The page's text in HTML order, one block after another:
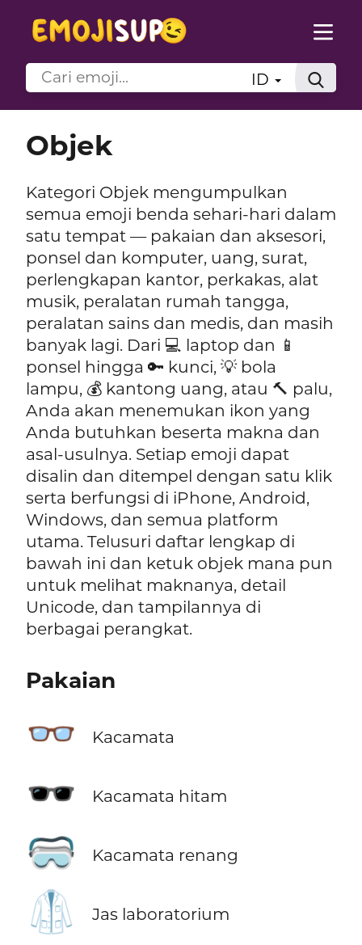
ID
Objek
Kategori Objek mengumpulkan
semua emoji benda sehari-hari dalam
satu tempat — pakaian dan aksesori,
ponsel dan komputer, uang, surat,
perlengkapan kantor, perkakas, alat
musik, peralatan rumah tangga,
peralatan sains dan medis, dan masih
banyak lagi. Dari 💻 laptop dan 📱
ponsel hingga 🔑 kunci, 💡 bola
lampu, 💰 kantong uang, atau 🔨 palu,
Anda akan menemukan ikon yang
Anda butuhkan beserta makna dan
asal-usulnya. Setiap emoji dapat
disalin dan ditempel dengan satu klik
serta berfungsi di iPhone, Android,
Windows, dan semua platform
utama. Telusuri daftar lengkap di
bawah ini dan ketuk objek mana pun
untuk melihat maknanya, detail
Unicode, dan tampilannya di
berbagai perangkat.
Pakaian
👓 Kacamata
🕶️ Kacamata hitam
🥽 Kacamata renang
🥼 Jas laboratorium